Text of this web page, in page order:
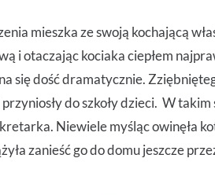
mieszka ze swoją kochającą
i otaczając kociaka ciepłem
się dość dramatycznie.
do szkoły dzieci. W takim
Niewiele myśląc owinęła
zanieść go do domu jeszcze